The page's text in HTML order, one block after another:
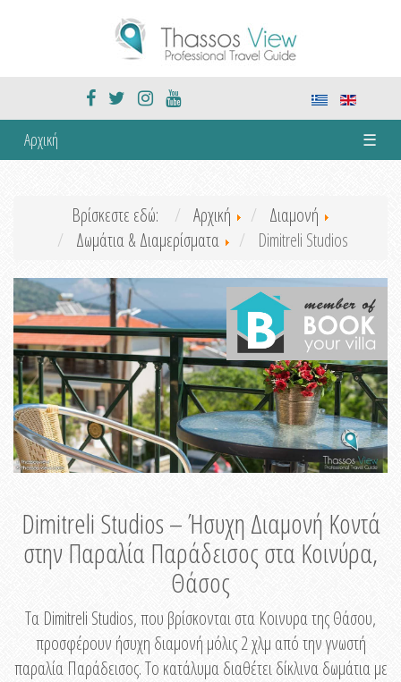
Αρχική ☰
Βρίσκεστε εδώ: Αρχική
Διαμονή
Δωμάτια & Διαμερίσματα
Dimitreli Studios
Dimitreli Studios – Ήσυχη Διαμονή Κοντά
στην Παραλία Παράδεισος στα Κοινύρα,
Θάσος
Τα Dimitreli Studios, που βρίσκονται στα Κοινυρα της Θάσου,
προσφέρουν ήσυχη διαμονή μόλις 2 χλμ από την γνωστή
παραλία Παράδεισος. Το κατάλυμα διαθέτει δίκλινα δωμάτια με